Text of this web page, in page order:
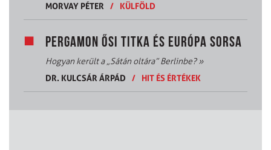
MORVAY PÉTER
/ KÜLFÖLD
PERGAMON ŐSI TITKA ÉS EURÓPA SORSA
Hogyan került a „Sátán oltára” Berlinbe?»
DR. KULCSÁR ÁRPÁD
/ HIT ÉS ÉRTÉKEK